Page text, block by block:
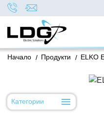
/
Начало /
Продукти ELKO
Категории